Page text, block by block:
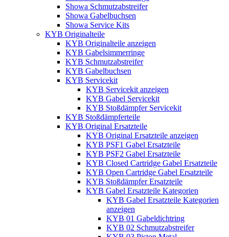
Showa Schmutzabstreifer
Showa Gabelbuchsen
Showa Service Kits
KYB Originalteile
KYB Originalteile anzeigen
KYB Gabelsimmerringe
KYB Schmutzabstreifer
KYB Gabelbuchsen
KYB Servicekit
KYB Servicekit anzeigen
KYB Gabel Servicekit
KYB Stoßdämpfer Servicekit
KYB Stoßdämpferteile
KYB Original Ersatzteile
KYB Original Ersatzteile anzeigen
KYB PSF1 Gabel Ersatzteile
KYB PSF2 Gabel Ersatzteile
KYB Closed Cartridge Gabel Ersatzteile
KYB Open Cartridge Gabel Ersatzteile
KYB Stoßdämpfer Ersatzteile
KYB Gabel Ersatzteile Kategorien
KYB Gabel Ersatzteile Kategorien
anzeigen
KYB 01 Gabeldichtring
KYB 02 Schmutzabstreifer